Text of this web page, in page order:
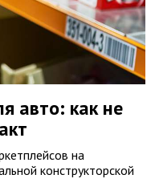
авто: как не
на
конструкторской